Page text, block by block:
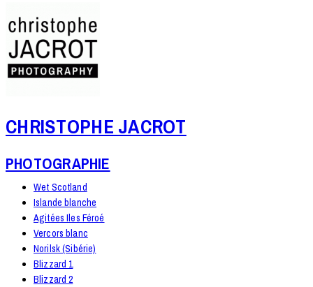
CHRISTOPHE JACROT
PHOTOGRAPHIE
Wet Scotland
Islande blanche
Agitées Iles Féroé
Vercors blanc
Norilsk (Sibérie)
Blizzard 1
Blizzard 2